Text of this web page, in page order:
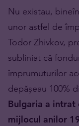
Nu existau,
unor astfel de
Todor Zhivkov,
subliniat că
împrumuturilor
depășeau 100%
Bulgaria a intrat
mijlocul anilor